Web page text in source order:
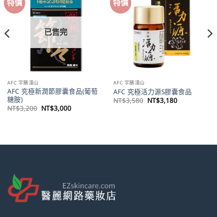
特價
已售完
AFC 宇勝淺山
AFC 究極新潤節膠囊食品(葡萄
糖胺)
NT$3,200 原
NT$3,000目
特價
AFC 宇勝淺山
AFC 究極活力源S膠囊食品
NT$3,580 原
始
NT$3,180目
前